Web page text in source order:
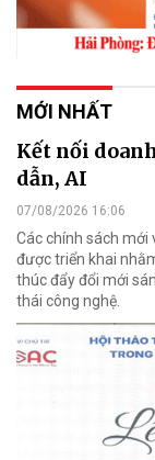
MỚI NHẤT
Kết nối
dẫn, AI
07/08/2026 16:06
Các chính sách mới
được triển khai
thúc đẩy đổi mới
thái công nghệ.